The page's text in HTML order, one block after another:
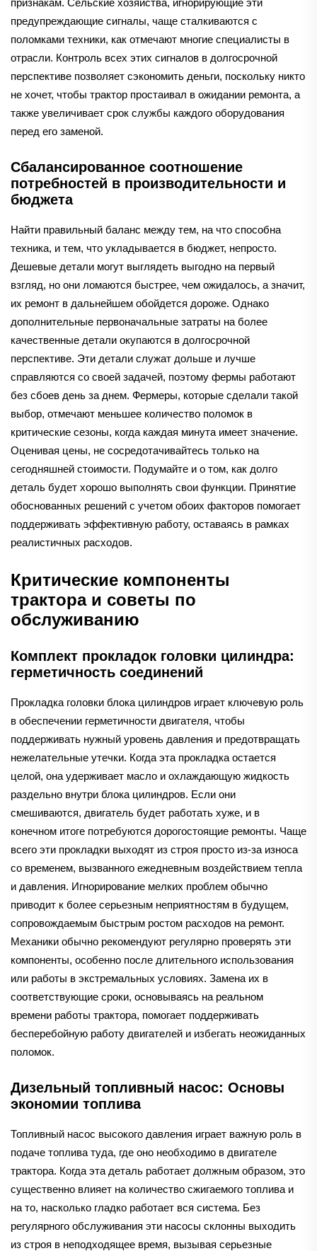
признакам. Сельские хозяйства, игнорирующие эти
предупреждающие сигналы, чаще сталкиваются с
поломками техники, как отмечают многие специалисты в
отрасли. Контроль всех этих сигналов в долгосрочной
перспективе позволяет сэкономить деньги, поскольку никто
не хочет, чтобы трактор простаивал в ожидании ремонта, а
также увеличивает срок службы каждого оборудования
перед его заменой.
Сбалансированное соотношение
потребностей в производительности и
бюджета
Найти правильный баланс между тем, на что способна
техника, и тем, что укладывается в бюджет, непросто.
Дешевые детали могут выглядеть выгодно на первый
взгляд, но они ломаются быстрее, чем ожидалось, а значит,
их ремонт в дальнейшем обойдется дороже. Однако
дополнительные первоначальные затраты на более
качественные детали окупаются в долгосрочной
перспективе. Эти детали служат дольше и лучше
справляются со своей задачей, поэтому фермы работают
без сбоев день за днем. Фермеры, которые сделали такой
выбор, отмечают меньшее количество поломок в
критические сезоны, когда каждая минута имеет значение.
Оценивая цены, не сосредотачивайтесь только на
сегодняшней стоимости. Подумайте и о том, как долго
деталь будет хорошо выполнять свои функции. Принятие
обоснованных решений с учетом обоих факторов помогает
поддерживать эффективную работу, оставаясь в рамках
реалистичных расходов.
Критические компоненты
трактора и советы по
обслуживанию
Комплект прокладок головки цилиндра:
герметичность соединений
Прокладка головки блока цилиндров играет ключевую роль
в обеспечении герметичности двигателя, чтобы
поддерживать нужный уровень давления и предотвращать
нежелательные утечки. Когда эта прокладка остается
целой, она удерживает масло и охлаждающую жидкость
раздельно внутри блока цилиндров. Если они
смешиваются, двигатель будет работать хуже, и в
конечном итоге потребуются дорогостоящие ремонты. Чаще
всего эти прокладки выходят из строя просто из-за износа
со временем, вызванного ежедневным воздействием тепла
и давления. Игнорирование мелких проблем обычно
приводит к более серьезным неприятностям в будущем,
сопровождаемым быстрым ростом расходов на ремонт.
Механики обычно рекомендуют регулярно проверять эти
компоненты, особенно после длительного использования
или работы в экстремальных условиях. Замена их в
соответствующие сроки, основываясь на реальном
времени работы трактора, помогает поддерживать
бесперебойную работу двигателей и избегать неожиданных
поломок.
Дизельный топливный насос: Основы
экономии топлива
Топливный насос высокого давления играет важную роль в
подаче топлива туда, где оно необходимо в двигателе
трактора. Когда эта деталь работает должным образом, это
существенно влияет на количество сжигаемого топлива и
на то, насколько гладко работает вся система. Без
регулярного обслуживания эти насосы склонны выходить
из строя в неподходящее время, вызывая серьезные